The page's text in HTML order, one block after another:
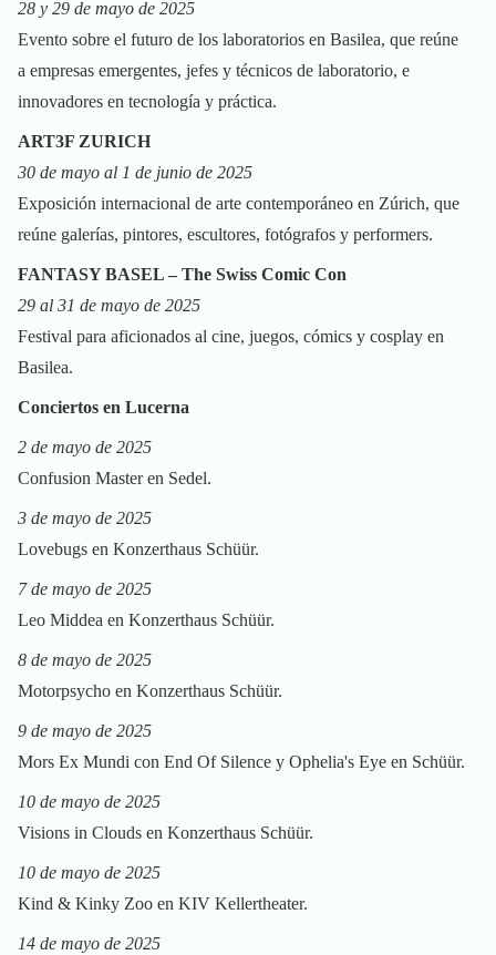
28 y 29 de mayo de 2025
Evento sobre el futuro de los laboratorios en Basilea, que reúne
a empresas emergentes, jefes y técnicos de laboratorio, e
innovadores en tecnología y práctica.
ART3F ZURICH
30 de mayo al 1 de junio de 2025
Exposición internacional de arte contemporáneo en Zúrich, que
reúne galerías, pintores, escultores, fotógrafos y performers.
FANTASY BASEL – The Swiss Comic Con
29 al 31 de mayo de 2025
Festival para aficionados al cine, juegos, cómics y cosplay en
Basilea.
Conciertos en Lucerna
2 de mayo de 2025
Confusion Master en Sedel.
3 de mayo de 2025
Lovebugs en Konzerthaus Schüür.
7 de mayo de 2025
Leo Middea en Konzerthaus Schüür.
8 de mayo de 2025
Motorpsycho en Konzerthaus Schüür.
9 de mayo de 2025
Mors Ex Mundi con End Of Silence y Ophelia's Eye en Schüür.
10 de mayo de 2025
Visions in Clouds en Konzerthaus Schüür.
10 de mayo de 2025
Kind & Kinky Zoo en KIV Kellertheater.
14 de mayo de 2025